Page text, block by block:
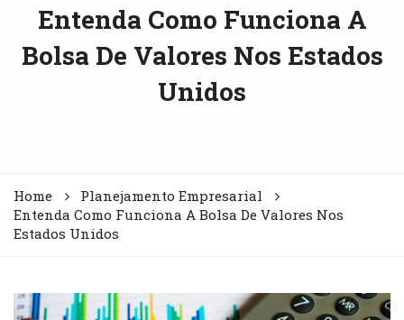
Entenda Como Funciona A
Bolsa De Valores Nos Estados
Unidos
Home
Planejamento Empresarial
Entenda Como Funciona A Bolsa De Valores Nos
Estados Unidos